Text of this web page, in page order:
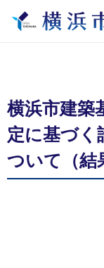
横浜市建築
定に基づく
ついて（結